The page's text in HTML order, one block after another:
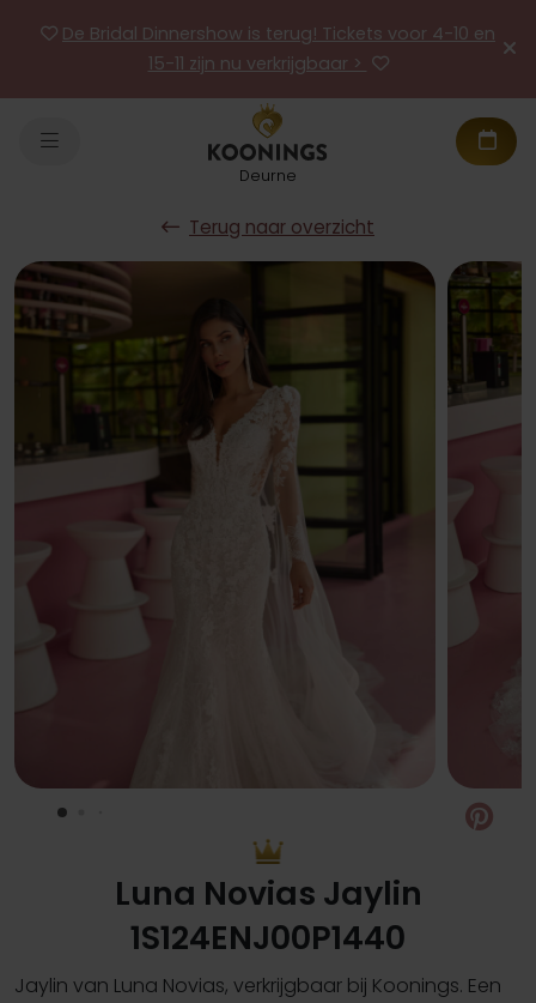
De Bridal Dinnershow is terug! Tickets voor 4-10 en
15-11 zijn nu verkrijgbaar >
Deurne
Terug naar overzicht
Luna Novias Jaylin
1S124ENJ00P1440
Jaylin van Luna Novias, verkrijgbaar bij Koonings. Een